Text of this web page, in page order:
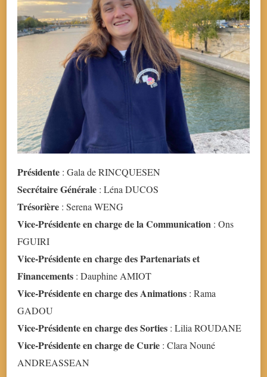
Présidente : Gala de RINCQUESEN
Secrétaire Générale : Léna DUCOS
Trésorière : Serena WENG
Vice-Présidente en charge de la Communication : Ons
FGUIRI
Vice-Présidente en charge des Partenariats et
Financements : Dauphine AMIOT
Vice-Présidente en charge des Animations : Rama
GADOU
Vice-Présidente en charge des Sorties : Lilia ROUDANE
Vice-Présidente en charge de Curie : Clara Nouné
ANDREASSEAN